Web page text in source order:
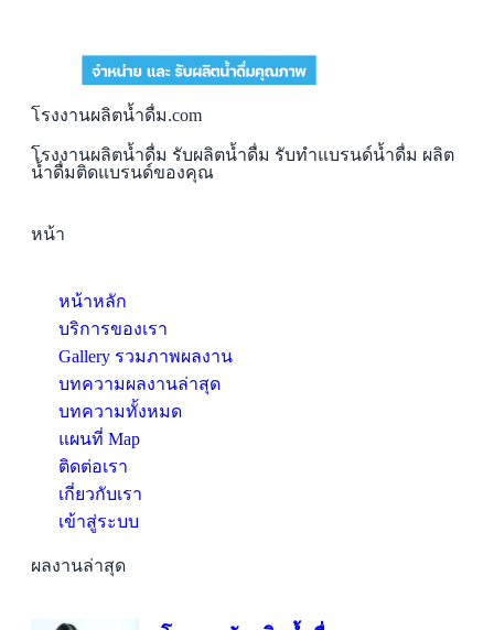
โรงงานผลิตน้ำดื่ม.com
โรงงานผลิตน้ำดื่ม รับผลิตน้ำดื่ม รับทำแบรนด์น้ำดื่ม ผลิต
น้ำดื่มติดแบรนด์ของคุณ
หน้า
หน้าหลัก
บริการของเรา
Gallery รวมภาพผลงาน
บทความผลงานล่าสุด
บทความทั้งหมด
แผนที่ Map
ติดต่อเรา
เกี่ยวกับเรา
เข้าสู่ระบบ
ผลงานล่าสุด